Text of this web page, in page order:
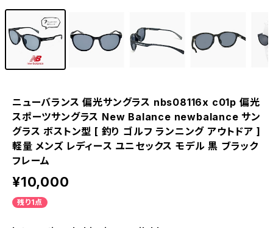
ニューバランス 偏光サングラス nbs08116x c01p 偏光
スポーツサングラス New Balance newbalance サン
グラス ボストン型 [ 釣り ゴルフ ランニング アウトドア ]
軽量 メンズ レディース ユニセックス モデル 黒 ブラック
フレーム
¥10,000
残り1点